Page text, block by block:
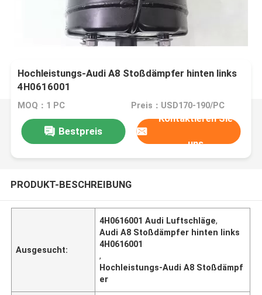
Hochleistungs-Audi A8 Stoßdämpfer hinten links
4H0616001
MOQ：1 PC Preis：USD170-190/PC
Bestpreis
Kontaktieren Sie
uns
PRODUKT-BESCHREIBUNG
Ausgesucht:
4H0616001 Audi Luftschläge,
Audi A8 Stoßdämpfer hinten links
4H0616001
,
Hochleistungs-Audi A8 Stoßdämpf
er